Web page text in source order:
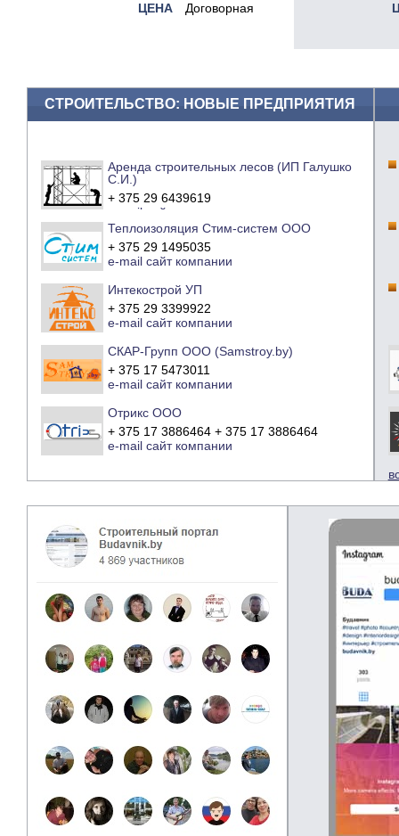
ЦЕНА Договорная
СТРОИТЕЛЬСТВО: НОВЫЕ ПРЕДПРИЯТИЯ
Аренда строительных лесов (ИП Галушко
С.И.)
+ 375 29 6439619
e-mail
сайт компании
Теплоизоляция Стим-систем ООО
+ 375 29 1495035
e-mail сайт компании
Интекострой УП
+ 375 29 3399922
e-mail сайт компании
СКАР-Групп ООО (Samstroy.by)
+ 375 17 5473011
e-mail сайт компании
Отрикс ООО
+ 375 17 3886464 + 375 17 3886464
e-mail сайт компании